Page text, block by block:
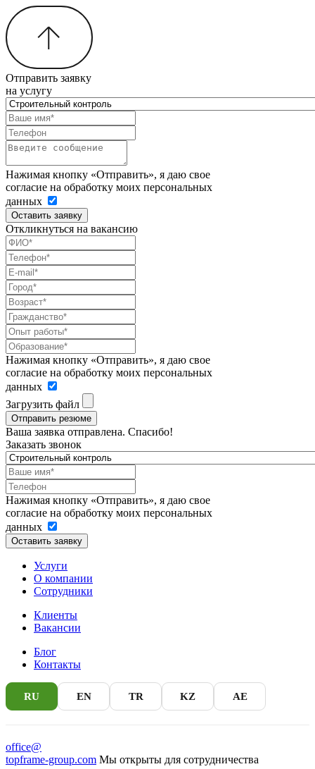
Отправить заявку
на услугу
Нажимая кнопку «Отправить», я даю свое
согласие на обработку моих персональных
данных
Оставить заявку
Откликнуться на вакансию
Нажимая кнопку «Отправить», я даю свое
согласие на обработку моих персональных
данных
Загрузить файл
Отправить резюме
Ваша заявка отправлена. Спасибо!
Заказать звонок
Нажимая кнопку «Отправить», я даю свое
согласие на обработку моих персональных
данных
Оставить заявку
Услуги
О компании
Сотрудники
Клиенты
Вакансии
Блог
Контакты
RU EN TR KZ AE
office@
topframe-group.com Мы открыты для сотрудничества